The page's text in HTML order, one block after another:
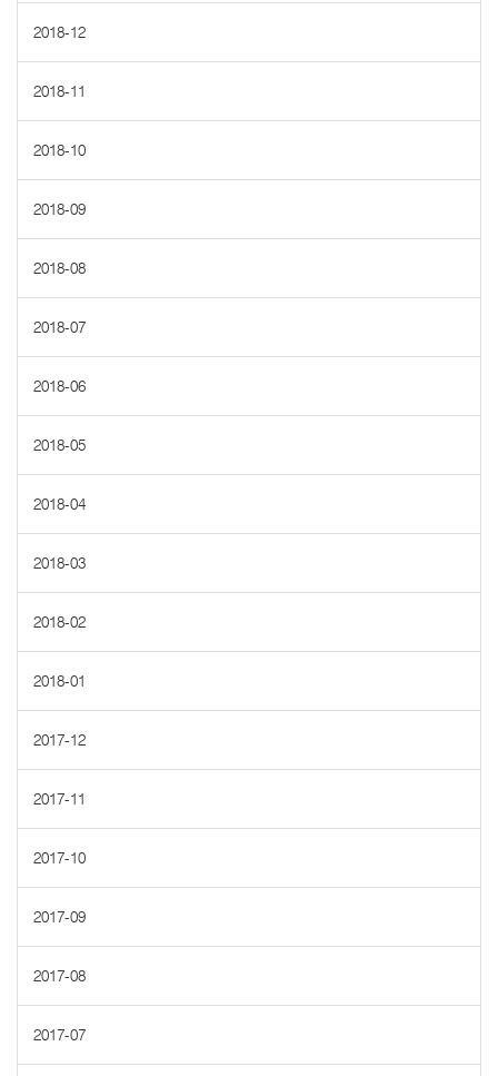
2018-12
2018-11
2018-10
2018-09
2018-08
2018-07
2018-06
2018-05
2018-04
2018-03
2018-02
2018-01
2017-12
2017-11
2017-10
2017-09
2017-08
2017-07